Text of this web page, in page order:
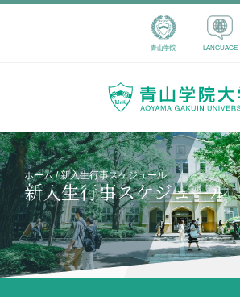
青山学院 LANGUAGE
ホーム 新入生行事スケジュール
新入生行事スケジュール